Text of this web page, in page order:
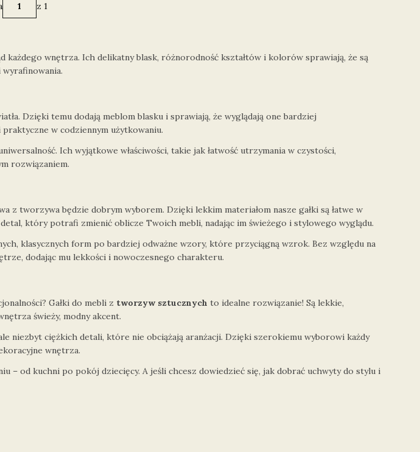
z 1
wnętrza. Ich delikatny blask, różnorodność kształtów i kolorów sprawiają, że są
Dzięki temu dodają meblom blasku i sprawiają, że wyglądają one bardziej
w codziennym użytkowaniu.
Ich wyjątkowe właściwości, takie jak łatwość utrzymania w czystości,
rozwiązaniem.
z tworzywa będzie dobrym wyborem. Dzięki lekkim materiałom nasze gałki są łatwe w
który potrafi zmienić oblicze Twoich mebli, nadając im świeżego i stylowego wyglądu.
klasycznych form po bardziej odważne wzory, które przyciągną wzrok. Bez względu na
dodając mu lekkości i nowoczesnego charakteru.
Gałki do mebli z tworzyw sztucznych to idealne rozwiązanie! Są lekkie,
świeży, modny akcent.
niezbyt ciężkich detali, które nie obciążają aranżacji. Dzięki szerokiemu wyborowi każdy
wnętrza.
– od kuchni po pokój dziecięcy. A jeśli chcesz dowiedzieć się, jak dobrać uchwyty do stylu i